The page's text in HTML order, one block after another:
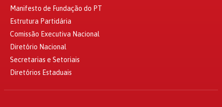
Manifesto de Fundação do PT
Estrutura Partidária
Comissão Executiva Nacional
Diretório Nacional
Secretarias e Setoriais
Diretórios Estaduais